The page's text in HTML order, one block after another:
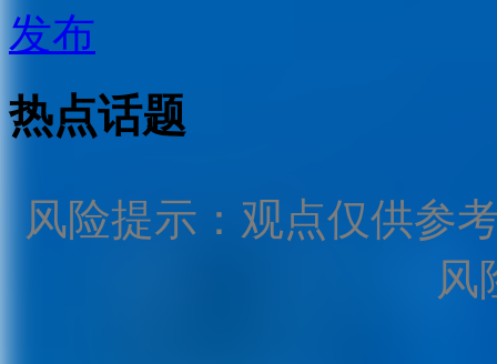
发布
热点话题
风险提示：观点仅供参
风